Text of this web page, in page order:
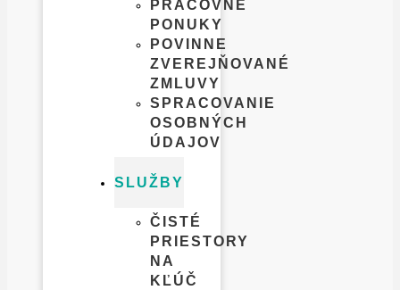
PRACOVNÉ
PONUKY
POVINNE
ZVEREJŇOVANÉ
ZMLUVY
SPRACOVANIE
OSOBNÝCH
ÚDAJOV​
SLUŽBY
ČISTÉ
PRIESTORY
NA
KĽÚČ